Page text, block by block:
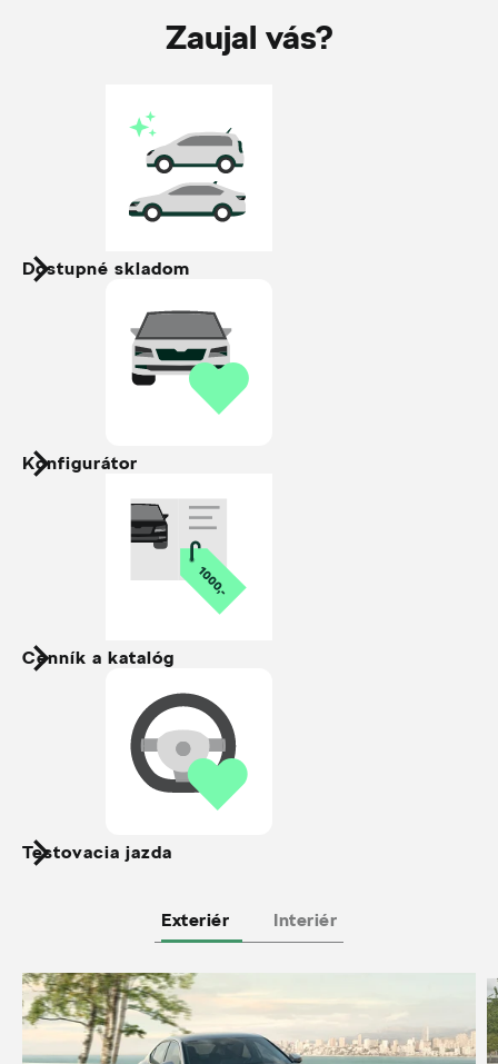
Zaujal vás?
Dostupné skladom
Konfigurátor
Cenník a katalóg
Testovacia jazda
Exteriér Interiér